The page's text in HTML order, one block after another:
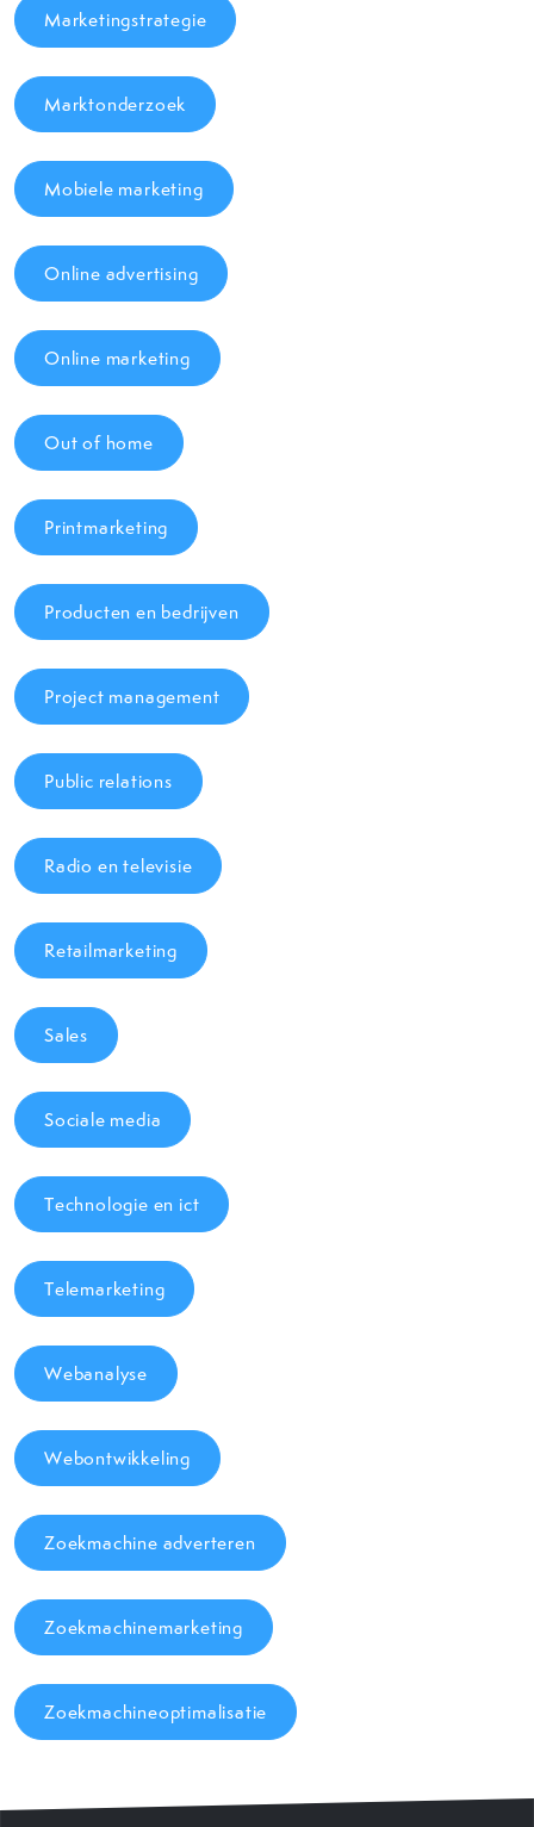
Marketingstrategie
Marktonderzoek
Mobiele marketing
Online advertising
Online marketing
Out of home
Printmarketing
Producten en bedrijven
Project management
Public relations
Radio en televisie
Retailmarketing
Sales
Sociale media
Technologie en ict
Telemarketing
Webanalyse
Webontwikkeling
Zoekmachine adverteren
Zoekmachinemarketing
Zoekmachineoptimalisatie